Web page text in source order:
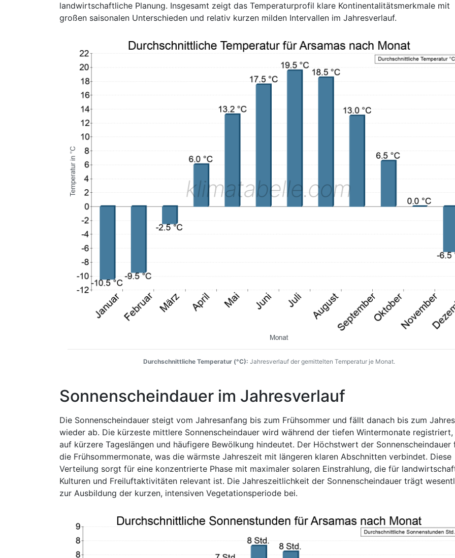
landwirtschaftliche Planung. Insgesamt zeigt das Temperaturprofil klare Kontinentalitätsmerkmale mit
großen saisonalen Unterschieden und relativ kurzen milden Intervallen im Jahresverlauf.
Durchschnittliche Temperatur (°C): Jahresverlauf der gemittelten Temperatur je Monat.
Sonnenscheindauer im Jahresverlauf
Die Sonnenscheindauer steigt vom Jahresanfang bis zum Frühsommer und fällt danach bis zum
wieder ab. Die kürzeste mittlere Sonnenscheindauer wird während der tiefen Wintermonate registriert,
auf kürzere Tageslängen und häufigere Bewölkung hindeutet. Der Höchstwert der Sonnenscheindauer
die Frühsommermonate, was die wärmste Jahreszeit mit längeren klaren Abschnitten verbindet. Diese
Verteilung sorgt für eine konzentrierte Phase mit maximaler solaren Einstrahlung, die für
Kulturen und Freiluftaktivitäten relevant ist. Die Jahreszeitlichkeit der Sonnenscheindauer trägt
zur Ausbildung der kurzen, intensiven Vegetationsperiode bei.